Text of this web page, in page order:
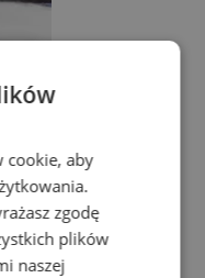
cookie, aby
zgodę
plików
naszej